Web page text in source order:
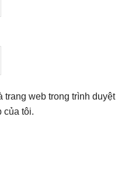
trang web trong trình duyệt
của tôi.